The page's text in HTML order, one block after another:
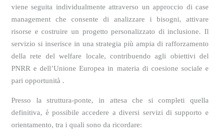
viene seguita individualmente attraverso un approccio di case
management che consente di analizzare i bisogni, attivare
risorse e costruire un progetto personalizzato di inclusione. Il
servizio si inserisce in una strategia più ampia di rafforzamento
della rete del welfare locale, contribuendo agli obiettivi del
PNRR e dell’Unione Europea in materia di coesione sociale e
pari opportunità .
Presso la struttura-ponte, in attesa che si completi quella
definitiva, è possibile accedere a diversi servizi di supporto e
orientamento,tra i quali sono da ricordare: